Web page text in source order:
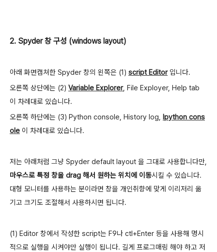
2. Spyder 창 구성 (windows layout)
아래 화면캡쳐한 Spyder 창의 왼쪽은 (1) script Editor입니다.
오른쪽 상단에는 (2) Variable Explorer, File Exployer, Help tab
이 차례대로 있습니다.
오른쪽 하단에는 (3) Python console, History log, Ipython cons
ole 이 차례대로 있습니다.
저는 아래처럼 그냥 Spyder default layout 을 그대로 사용합니다만,
마우스로 특정 창을 drag 해서 원하는 위치에 이동시킬 수 있습니다.
대형 모니터를 사용하는 분이라면 창을 개인취향에 맞게 이리저리 옮
기고 크기도 조절해서 사용하시면 됩니다.
(1) Editor 창에서 작성한 script는 F9나 ctl+Enter 등을 사용해 명시
적으로 실행을 시켜야만 실행이 됩니다. 길게 프로그매링 해야 하고 저